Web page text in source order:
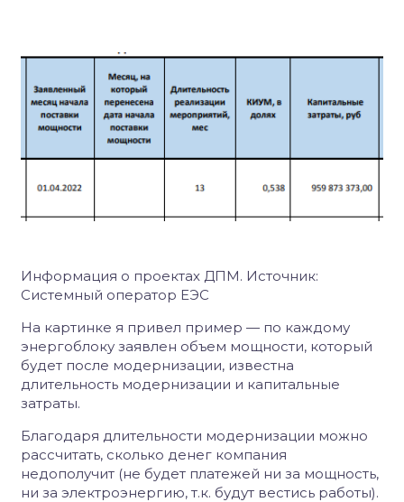
Информация о проектах ДПМ. Источник:
Системный оператор ЕЭС
На картинке я привел пример — по каждому
энергоблоку заявлен объем мощности, который
будет после модернизации, известна
длительность модернизации и капитальные
затраты.
Благодаря длительности модернизации можно
рассчитать, сколько денег компания
недополучит (не будет платежей ни за мощность,
ни за электроэнергию, т.к. будут вестись работы).